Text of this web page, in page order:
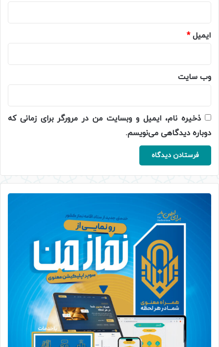
ایمیل*
وب‌ سایت
ذخیره نام، ایمیل و وبسایت من در مرورگر برای زمانی که
دوباره دیدگاهی می‌نویسم.